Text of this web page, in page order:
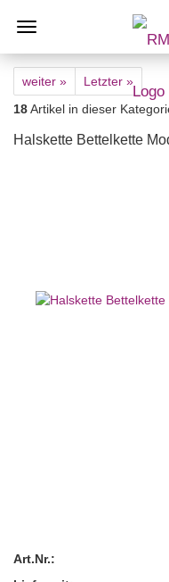
weiter »
Letzter »
18Artikel in dieser
Halskette Bettelkette
Art.Nr.: